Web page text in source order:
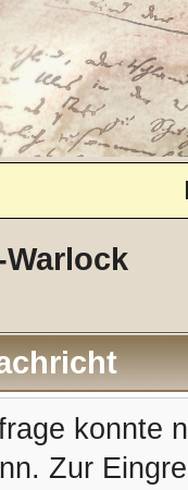
konnte
Zur